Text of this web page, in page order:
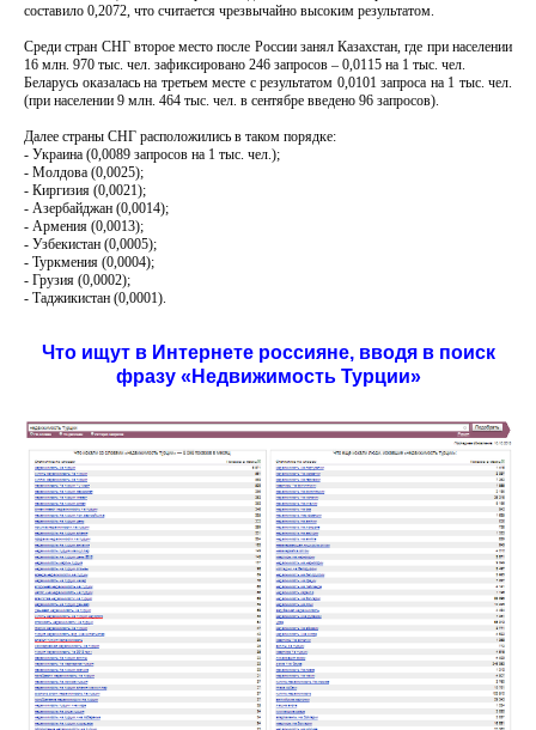
составило 0,2072, что считается чрезвычайно высоким результатом.
Среди стран СНГ второе место после России занял Казахстан, где при населении
16 млн. 970 тыс. чел. зафиксировано 246 запросов – 0,0115 на 1 тыс. чел.
Беларусь оказалась на третьем месте с результатом 0,0101 запроса на 1 тыс. чел.
(при населении 9 млн. 464 тыс. чел. в сентябре введено 96 запросов).
Далее страны СНГ расположились в таком порядке:
- Украина (0,0089 запросов на 1 тыс. чел.);
- Молдова (0,0025);
- Киргизия (0,0021);
- Азербайджан (0,0014);
- Армения (0,0013);
- Узбекистан (0,0005);
- Туркмения (0,0004);
- Грузия (0,0002);
- Таджикистан (0,0001).
Что ищут в Интернете россияне, вводя в поиск
фразу «Недвижимость Турции»